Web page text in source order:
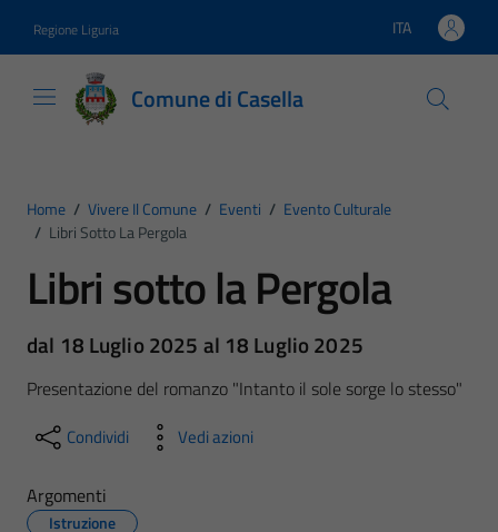
Regione Liguria Lingua attiva:
ITA
Comune di Casella
Home / Vivere Il Comune / Eventi / Evento Culturale
/ Libri Sotto La Pergola
Libri sotto la Pergola
dal 18 Luglio 2025 al 18 Luglio 2025
Presentazione del romanzo "Intanto il sole sorge lo stesso"
Condividi Vedi azioni
Argomenti
Istruzione